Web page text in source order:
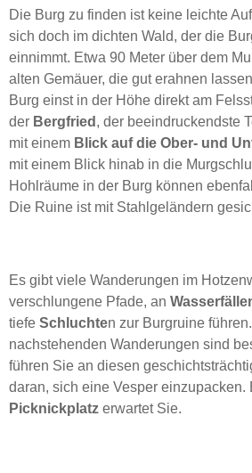
Die Burg zu finden ist keine leichte
sich doch im dichten Wald, der die
einnimmt. Etwa 90 Meter über dem
alten Gemäuer, die gut erahnen
Burg einst in der Höhe direkt am
der Bergfried , der beeindruckendste
mit einem Blick auf die Ober- und
mit einem Blick hinab in die
Hohlräume in der Burg können
Die Ruine ist mit Stahlgeländern
Es gibt viele Wanderungen im
verschlungene Pfade, an
tiefe Schluchten zur Burgruine
nachstehenden Wanderungen sind
führen Sie an diesen
daran, sich eine Vesper einzupacken.
Picknickplatz erwartet Sie.